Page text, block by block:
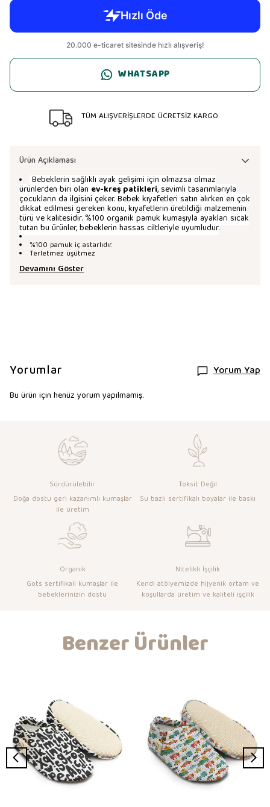
WHATSAPP
TÜM ALIŞVERİŞLERDE ÜCRETSİZ KARGO
Ürün Açıklaması
Bebeklerin sağlıklı ayak gelişimi için olmazsa olmaz
ürünlerden biri olan ev-kreş patikleri, sevimli tasarımlarıyla
çocukların da ilgisini çeker. Bebek kıyafetleri satın alırken en çok
dikkat edilmesi gereken konu, kıyafetlerin üretildiği malzemenin
türü ve kalitesidir. %100 organik pamuk kumaşıyla ayakları sıcak
tutan bu ürünler, bebeklerin hassas ciltleriyle uyumludur.
%100 pamuk iç astarlıdır.
Terletmez üşütmez
Devamını Göster
Yorumlar Yorum Yap
Bu ürün için henüz yorum yapılmamış.
Sürdürülebilir
Doğa dostu geri kazanımlı kumaşlar
ile üretim
Toksit Değil
Su bazlı sertifikalı boyalar ile baskı
Organik
Gots sertifikalı kumaşlar ile
bebeklerinizin dostu
Nitelikli İşçilik
Kendi atölyemizde hijyenik ortam ve
koşullarda üretim ve kaliteli işçilik
Benzer Ürünler